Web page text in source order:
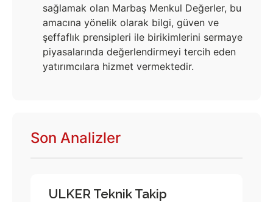
sağlamak olan Marbaş Menkul Değerler, bu
amacına yönelik olarak bilgi, güven ve
şeffaflık prensipleri ile birikimlerini sermaye
piyasalarında değerlendirmeyi tercih eden
yatırımcılara hizmet vermektedir.
Son Analizler
ULKER Teknik Takip